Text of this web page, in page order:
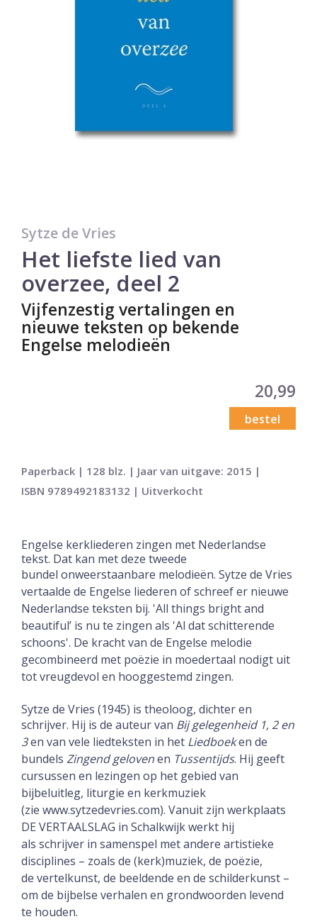
Sytze de Vries
Het liefste lied van
overzee, deel 2
Vijfenzestig vertalingen en
nieuwe teksten op bekende
Engelse melodieën
20,99
bestel
Paperback | 128 blz. | Jaar van uitgave: 2015 |
ISBN 9789492183132 | Uitverkocht
Engelse kerkliederen zingen met Nederlandse
tekst. Dat kan met deze tweede
bundel onweerstaanbare melodieën. Sytze de Vries
vertaalde de Engelse liederen of schreef er nieuwe
Nederlandse teksten bij. 'All things bright and
beautiful’ is nu te zingen als 'Al datschitterende
schoons'. De kracht van de Engelse melodie
gecombineerd met poëzie in moedertaal nodigt uit
tot vreugdevol en hooggestemd zingen.
Sytze de Vries (1945) is theoloog, dichter en
schrijver. Hij is de auteur van Bij gelegenheid 1, 2 en
3en van vele liedteksten in het Liedboeken de
bundels Zingend gelovenen Tussentijds. Hij geeft
cursussen en lezingen op het gebied van
bijbeluitleg, liturgie en kerkmuziek
(zie www.sytzedevries.com). Vanuit zijn werkplaats
DE VERTAALSLAG in Schalkwijk werkt hij
als schrijver in samenspel met andere artistieke
disciplines – zoals de (kerk)muziek, de poëzie,
de vertelkunst, de beeldende en de schilderkunst –
om de bijbelse verhalen en grondwoorden levend
te houden.